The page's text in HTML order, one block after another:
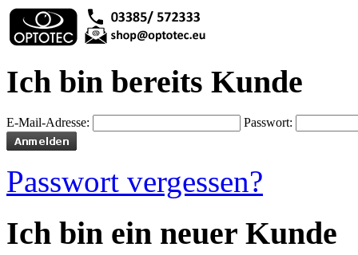
Ich bin bereits Kunde
E-Mail-Adresse: Passwort:
Passwort vergessen?
Ich bin ein neuer Kunde